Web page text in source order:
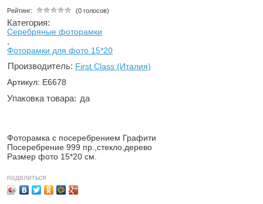
Рейтинг: (0 голосов)
Категория:
Серебряные фоторамки
,
Фоторамки для фото 15*20
Производитель: First Class (Италия)
Артикул: E6678
Упаковка товара: да
Фоторамка с посеребрением Графити
Посеребрение 999 пр.,стекло,дерево
Размер фото 15*20 см.
поделиться